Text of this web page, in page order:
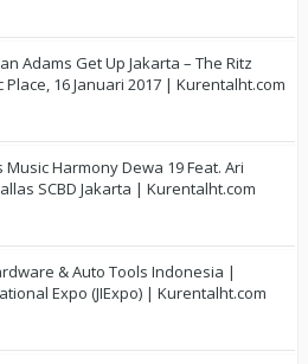
Adams Get Up Jakarta – The Ritz
Place, 16 Januari 2017 | Kurentalht.com
Music Harmony Dewa 19 Feat. Ari
SCBD Jakarta | Kurentalht.com
& Auto Tools Indonesia |
Expo (JIExpo) | Kurentalht.com